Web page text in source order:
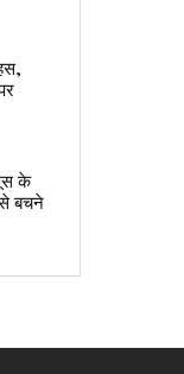
के
से बचने